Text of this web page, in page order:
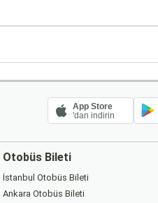
App Store
'dan indirin
Otobüs Bileti
İstanbul Otobüs Bileti
Ankara Otobüs Bileti